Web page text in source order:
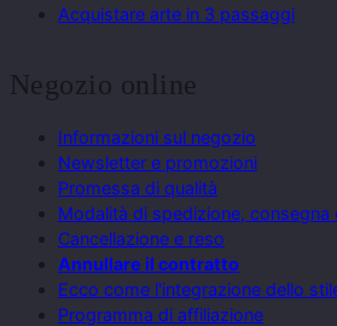
Acquistare arte in 3 passaggi
Negozio online
Informazioni sul negozio
Newsletter e promozioni
Promessa di qualità
Modalità di spedizione, consegna
Cancellazione e reso
Annullare il contratto
Ecco come l'integrazione dello
Programma di affiliazione